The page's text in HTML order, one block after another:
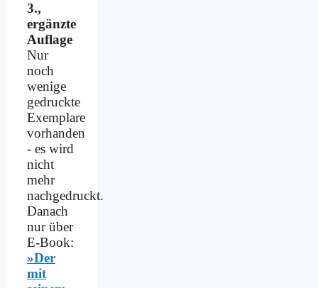
3.,
ergänzte
Auflage
Nur
noch
wenige
gedruckte
Exemplare
vorhanden
- es wird
nicht
mehr
nachgedruckt.
Danach
nur über
E-Book:
»Der
mit